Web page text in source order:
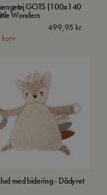
GOTS (100x140
Wonders
499,95 kr.
kurv
med bidering - Dådyret